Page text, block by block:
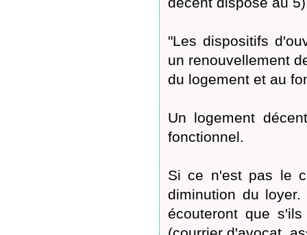
"Les dispositifs
un renouvellement
du logement et au
Un logement
fonctionnel.
Si ce n'est pas le
diminution du
écouteront que